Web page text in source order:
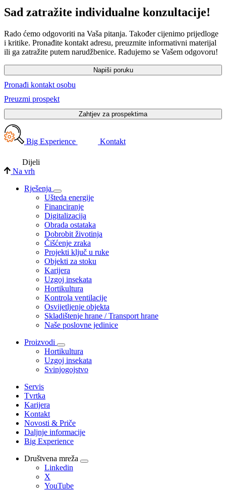
Sad zatražite individualne konzultacije!
Rado ćemo odgovoriti na Vaša pitanja. Također cijenimo prijedloge
i kritike. Pronađite kontakt adresu, preuzmite informativni materijal
ili ga zatražite putem narudžbenice. Radujemo se Vašem odgovoru!
Napiši poruku
Pronađi kontakt osobu
Preuzmi prospekt
Zahtjev za prospektima
Big Experience Kontakt
Dijeli
Na vrh
Rješenja
Ušteda energije
Financiranje
Digitalizacija
Obrada ostataka
Dobrobit životinja
Čišćenje zraka
Projekti ključ u ruke
Objekti za stoku
Karijera
Uzgoj insekata
Hortikultura
Kontrola ventilacije
Osvijetljenje objekta
Skladištenje hrane / Transport hrane
Naše poslovne jedinice
Proizvodi
Hortikultura
Uzgoj insekata
Svinjogojstvo
Servis
Tvrtka
Karijera
Kontakt
Novosti & Priče
Daljnje informacije
Big Experience
Društvena mreža
Linkedin
X
YouTube